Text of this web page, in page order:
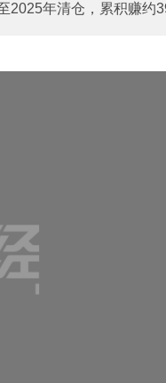
年清仓，累积赚约